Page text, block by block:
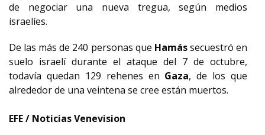
de negociar una nueva tregua, según medios
israelíes.
De las más de 240 personas que Hamássecuestró en
suelo israelí durante el ataque del 7 de octubre,
todavía quedan 129 rehenes en Gaza, de los que
alrededor de una veintena se cree están muertos.
EFE / Noticias Venevision